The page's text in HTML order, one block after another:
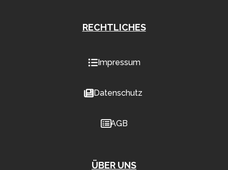
RECHTLICHES
Impressum
Datenschutz
AGB
ÜBER UNS